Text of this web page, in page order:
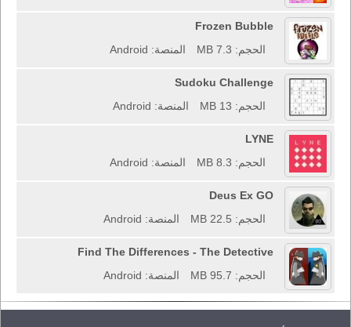
Frozen Bubble
الحجم: 7.3 MB
المنصة: Android
Sudoku Challenge
الحجم: 13 MB
المنصة: Android
LYNE
الحجم: 8.3 MB
المنصة: Android
Deus Ex GO
الحجم: 22.5 MB
المنصة: Android
Find The Differences - The Detective
الحجم: 95.7 MB
المنصة: Android